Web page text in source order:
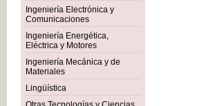
Ingeniería Electrónica y
Comunicaciones
Ingeniería Energética,
Eléctrica y Motores
Ingeniería Mecánica y de
Materiales
Lingüística